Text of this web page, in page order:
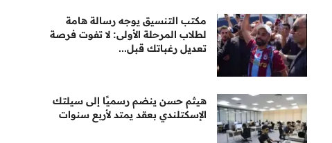
مكتب التنسيق يوجه رسالة هامة
لطلاب المرحلة الأولى: لا تفوت فرصة
تعديل رغباتك قبل...
هيثم حسن ينضم رسميًا إلى سيلتك
الإسكتلندي بعقد يمتد لأربع سنوات